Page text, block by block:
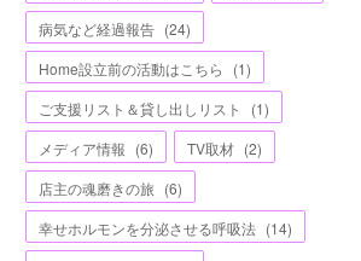
病気など経過報告 (24)
Home設立前の活動はこちら
(1)
ご支援リスト＆貸し出しリスト
(1)
メディア情報 (6) TV取材 (2)
店主の魂磨きの旅 (6)
幸せホルモンを分泌させる呼吸法 (14)